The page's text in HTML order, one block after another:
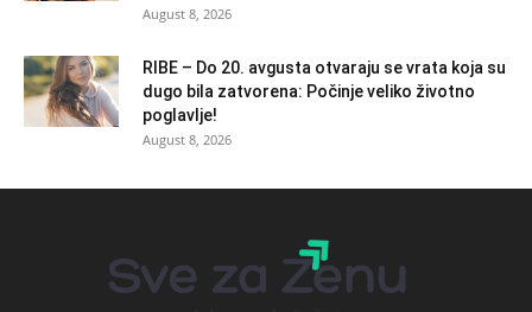
August 8, 2026
RIBE – Do 20. avgusta otvaraju se vrata koja su
dugo bila zatvorena: Počinje veliko životno
poglavlje!
August 8, 2026